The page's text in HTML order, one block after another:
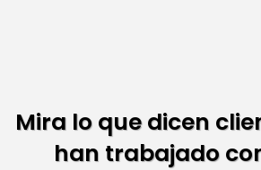
Mira lo que dicen
han trabajado